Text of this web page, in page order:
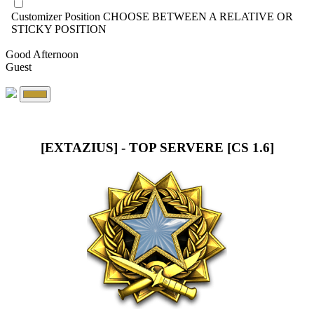
Customizer Position CHOOSE BETWEEN A RELATIVE OR
STICKY POSITION
Good Afternoon
Guest
[EXTAZIUS] - TOP SERVERE [CS 1.6]